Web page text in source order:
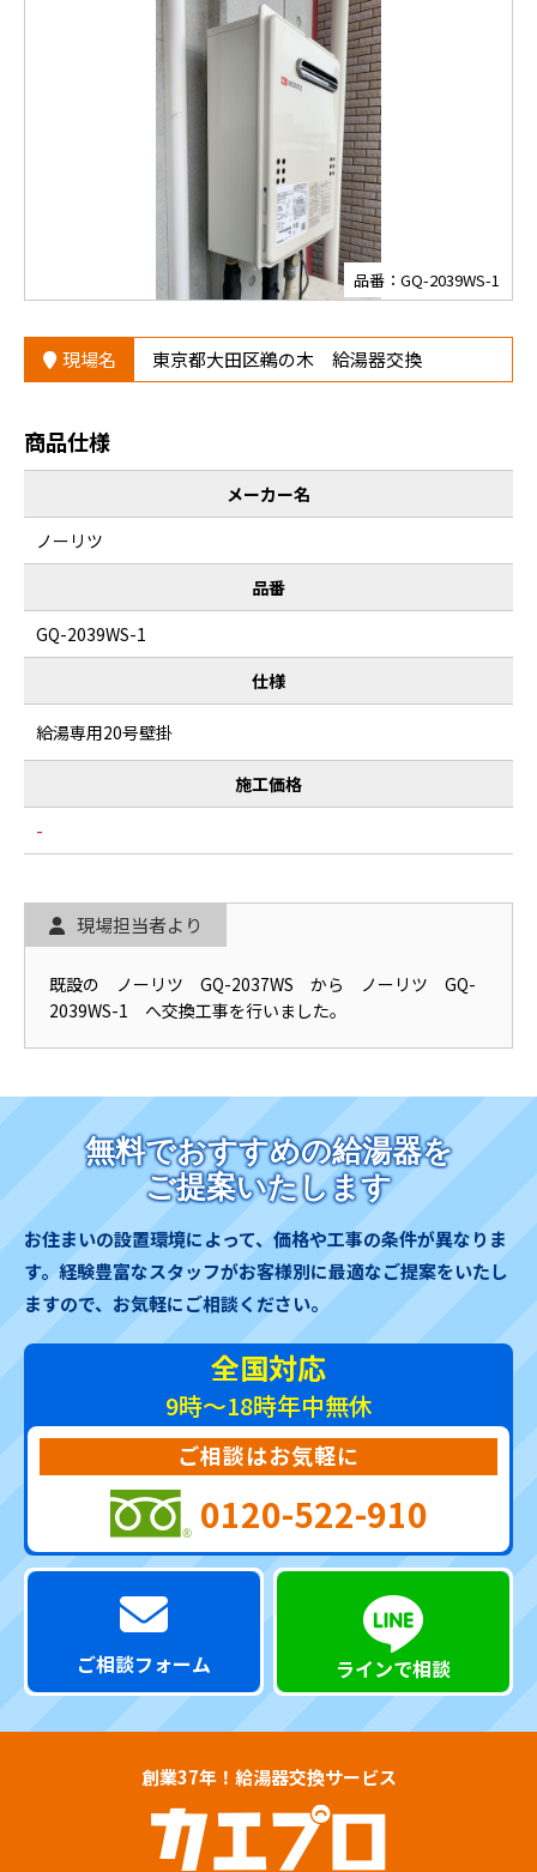
品番：GQ-2039WS-1
現場名 東京都大田区鵜の木 給湯器交換
商品仕様
メーカー名
ノーリツ
品番
GQ-2039WS-1
仕様
給湯専用20号壁掛
施工価格
-
現場担当者より
既設の ノーリツ GQ-2037WS から ノーリツ GQ-
2039WS-1 へ交換工事を行いました。
無料でおすすめの給湯器を
ご提案いたします
お住まいの設置環境によって、価格や工事の条件が異なりま
す。 経験豊富なスタッフがお客様別に最適なご提案をいたし
ますので、お気軽にご相談ください。
全国対応
9時～18時年中無休
ご相談はお気軽に
0120-522-910
ご相談フォーム ラインで相談
創業37年！給湯器交換サービス